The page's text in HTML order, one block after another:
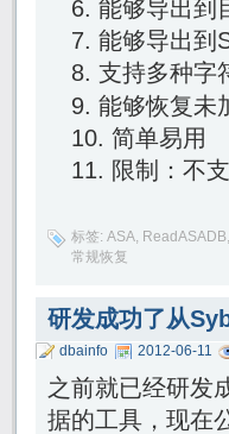
能够导出到
能够导出到
支持多种字
能够恢复未
简单易用
限制：不
标签: ASA, ReadASADB,
常规恢复
研发成功了从
dbainfo 2012-06-11
之前就已经研发
据的工具，现在